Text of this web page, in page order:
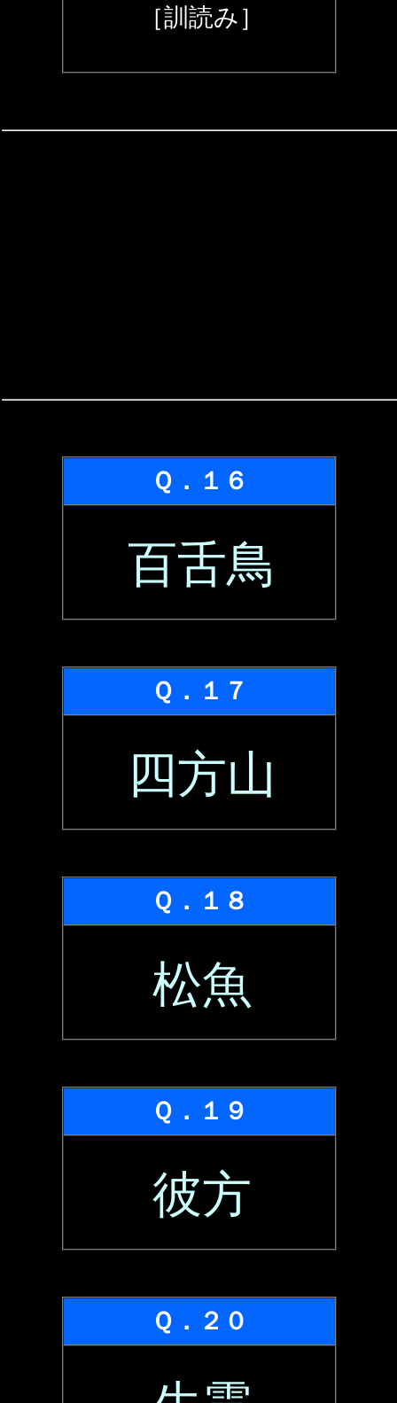
［訓読み］
Ｑ．１６
百舌鳥
Ｑ．１７
四方山
Ｑ．１８
松魚
Ｑ．１９
彼方
Ｑ．２０